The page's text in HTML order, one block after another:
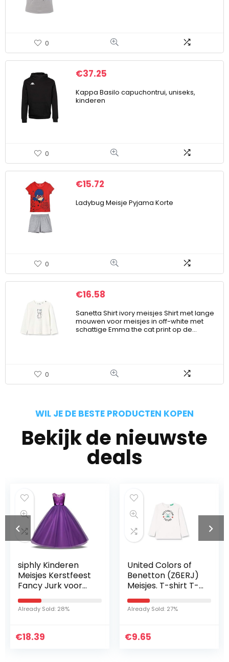
0
€37.25
Kappa Basilo capuchontrui, uniseks,
kinderen
0
€15.72
Ladybug Meisje Pyjama Korte
0
€16.58
Sanetta Shirt ivory meisjes Shirt met lange
mouwen voor meisjes in off-white met
schattige Emma the cat print op de…
0
WIL JE DE BESTE PRODUCTEN KOPEN
Bekijk de nieuwste
deals
siphly Kinderen
Meisjes Kerstfeest
Fancy Jurk voor
Cosplay Festival
Prestaties
Verjaardag Bruiloft
Fotoshoot…
Already Sold: 28%
€18.39
United Colors of
Benetton (Z6ERJ)
Meisjes. T-shirt T-
SHIRT M/L
Already Sold: 27%
€9.65